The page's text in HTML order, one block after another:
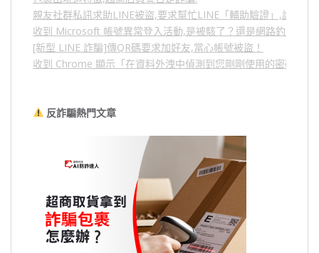
親友社群私訊求助LINE被盜,要求幫忙LINE「輔助驗證」,詐騙
收到 Microsoft 帳號異常登入活動,是被駭了？還是網路釣魚？
[新型 LINE 詐騙]傳QR碼要求加好友,當心帳號被盜！
收到 Chrome 顯示「在資料外洩中偵測到您剛剛使用的密碼」
反詐騙熱門文章